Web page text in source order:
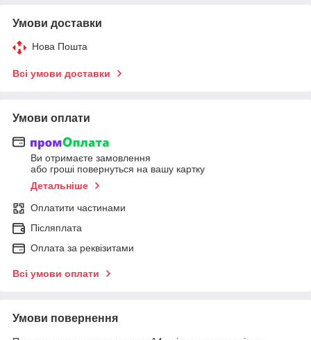
Умови доставки
Нова Пошта
Всі умови доставки
Умови оплати
Ви отримаєте замовлення
або гроші повернуться на вашу картку
Детальніше
Оплатити частинами
Післяплата
Оплата за реквізитами
Всі умови оплати
Умови повернення